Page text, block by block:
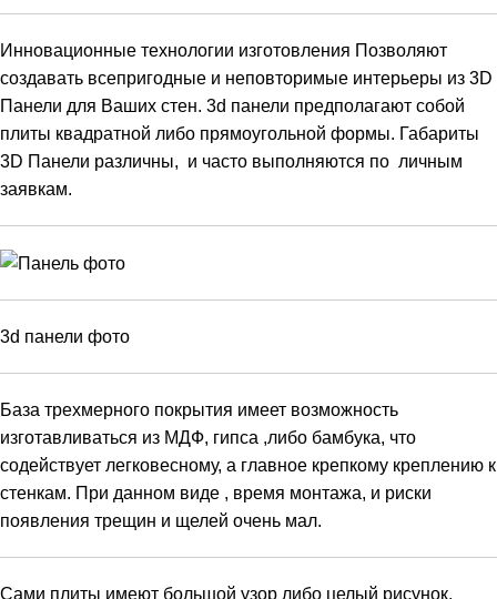
Инновационные технологии изготовления Позволяют
создавать всепригодные и неповторимые интерьеры из 3D
Панели для Ваших стен. 3d панели предполагают собой
плиты квадратной либо прямоугольной формы. Габариты
3D Панели различны, и часто выполняются по личным
заявкам.
3d панели фото
База трехмерного покрытия имеет возможность
изготавливаться из МДФ, гипса ,либо бамбука, что
содействует легковесному, а главное крепкому креплению к
стенкам. При данном виде , время монтажа, и риски
появления трещин и щелей очень мал.
Сами плиты имеют большой узор либо целый рисунок.